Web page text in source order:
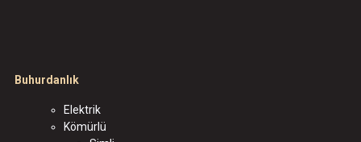
Buhurdanlık
Elektrik
Kömürlü